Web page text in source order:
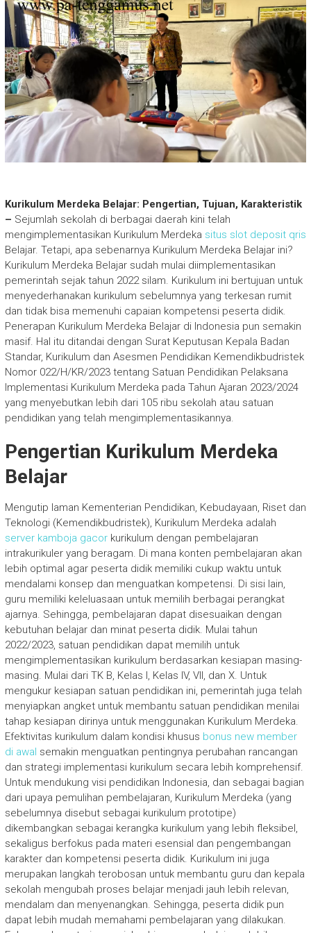
Kurikulum Merdeka Belajar: Pengertian, Tujuan, Karakteristik
– Sejumlah sekolah di berbagai daerah kini telah
mengimplementasikan Kurikulum Merdeka situs slot deposit qris
Belajar. Tetapi, apa sebenarnya Kurikulum Merdeka Belajar ini?
Kurikulum Merdeka Belajar sudah mulai diimplementasikan
pemerintah sejak tahun 2022 silam. Kurikulum ini bertujuan untuk
menyederhanakan kurikulum sebelumnya yang terkesan rumit
dan tidak bisa memenuhi capaian kompetensi peserta didik.
Penerapan Kurikulum Merdeka Belajar di Indonesia pun semakin
masif. Hal itu ditandai dengan Surat Keputusan Kepala Badan
Standar, Kurikulum dan Asesmen Pendidikan Kemendikbudristek
Nomor 022/H/KR/2023 tentang Satuan Pendidikan Pelaksana
Implementasi Kurikulum Merdeka pada Tahun Ajaran 2023/2024
yang menyebutkan lebih dari 105 ribu sekolah atau satuan
pendidikan yang telah mengimplementasikannya.
Pengertian Kurikulum Merdeka
Belajar
Mengutip laman Kementerian Pendidikan, Kebudayaan, Riset dan
Teknologi (Kemendikbudristek), Kurikulum Merdeka adalah
server kamboja gacorkurikulum dengan pembelajaran
intrakurikuler yang beragam. Di mana konten pembelajaran akan
lebih optimal agar peserta didik memiliki cukup waktu untuk
mendalami konsep dan menguatkan kompetensi. Di sisi lain,
guru memiliki keleluasaan untuk memilih berbagai perangkat
ajarnya. Sehingga, pembelajaran dapat disesuaikan dengan
kebutuhan belajar dan minat peserta didik. Mulai tahun
2022/2023, satuan pendidikan dapat memilih untuk
mengimplementasikan kurikulum berdasarkan kesiapan masing-
masing. Mulai dari TK B, Kelas I, Kelas IV, VII, dan X. Untuk
mengukur kesiapan satuan pendidikan ini, pemerintah juga telah
menyiapkan angket untuk membantu satuan pendidikan menilai
tahap kesiapan dirinya untuk menggunakan Kurikulum Merdeka.
Efektivitas kurikulum dalam kondisi khusus bonus new member
di awal semakin menguatkan pentingnya perubahan rancangan
dan strategi implementasi kurikulum secara lebih komprehensif.
Untuk mendukung visi pendidikan Indonesia, dan sebagai bagian
dari upaya pemulihan pembelajaran, Kurikulum Merdeka (yang
sebelumnya disebut sebagai kurikulum prototipe)
dikembangkan sebagai kerangka kurikulum yang lebih fleksibel,
sekaligus berfokus pada materi esensial dan pengembangan
karakter dan kompetensi peserta didik. Kurikulum ini juga
merupakan langkah terobosan untuk membantu guru dan kepala
sekolah mengubah proses belajar menjadi jauh lebih relevan,
mendalam dan menyenangkan. Sehingga, peserta didik pun
dapat lebih mudah memahami pembelajaran yang dilakukan.